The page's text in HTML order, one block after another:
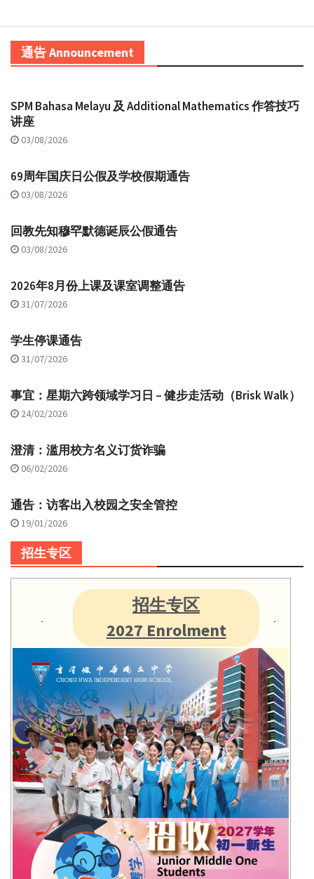
通告 Announcement
SPM Bahasa Melayu 及 Additional Mathematics 作答技巧
讲座
03/08/2026
69周年国庆日公假及学校假期通告
03/08/2026
回教先知穆罕默德诞辰公假通告
03/08/2026
2026年8月份上课及课室调整通告
31/07/2026
学生停课通告
31/07/2026
事宜：星期六跨领域学习日 – 健步走活动（Brisk Walk）
24/02/2026
澄清：滥用校方名义订货诈骗
06/02/2026
通告：访客出入校园之安全管控
19/01/2026
招生专区
招生专区
2027 Enrolment